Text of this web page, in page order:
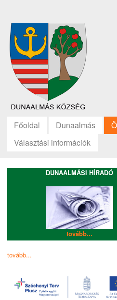
Főoldal Dunaalmás
Választási információk
DUNAALMÁSI HÍRADÓ
tovább...
tovább...